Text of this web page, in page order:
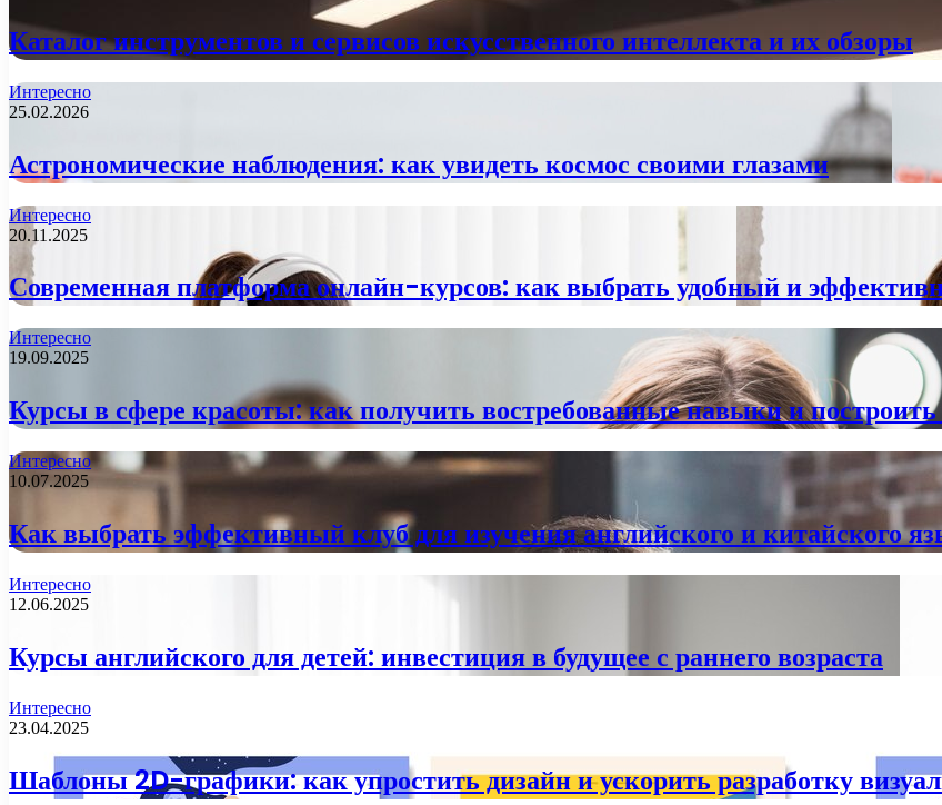
Каталог инструментов и сервисов искусственного интеллекта и их обзоры
Интересно
25.02.2026
Астрономические наблюдения: как увидеть космос своими глазами
Интересно
20.11.2025
Современная платформа онлайн-курсов: как выбрать удобный и
Интересно
19.09.2025
Курсы в сфере красоты: как получить востребованные навыки и построить
Интересно
10.07.2025
Как выбрать эффективный клуб для изучения английского и китайского
Интересно
12.06.2025
Курсы английского для детей: инвестиция в будущее с раннего возраста
Интересно
23.04.2025
Шаблоны 2D-графики: как упростить дизайн и ускорить разработку